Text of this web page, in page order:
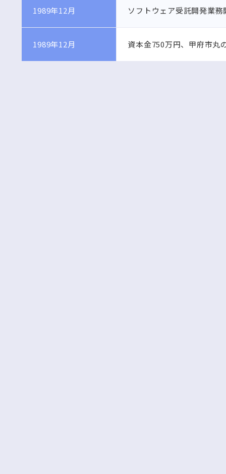
1989年12月 ソフトウェア受託開発業
1989年12月 資本金750万円、甲府市丸